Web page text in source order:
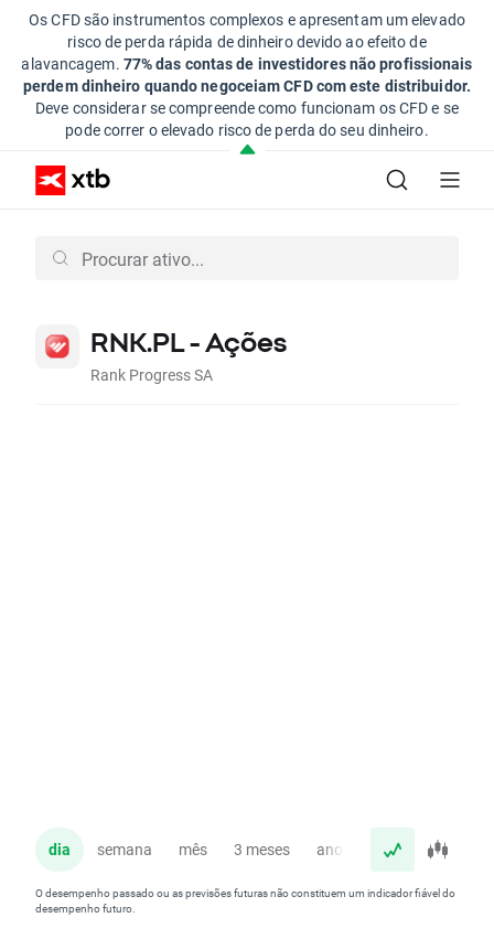
Os CFD são instrumentos complexos e apresentam um elevado
risco de perda rápida de dinheiro devido ao efeito de
alavancagem. 77% das contas de investidores não profissionais
perdem dinheiro quando negoceiam CFD com este distribuidor.
Deve considerar se compreende como funcionam os CFD e se
pode correr o elevado risco de perda do seu dinheiro.
RNK.PL - Ações
Rank Progress SA
dia semana mês 3 meses ano
O desempenho passado ou as previsões futuras não constituem um indicador fiável do
desempenho futuro.